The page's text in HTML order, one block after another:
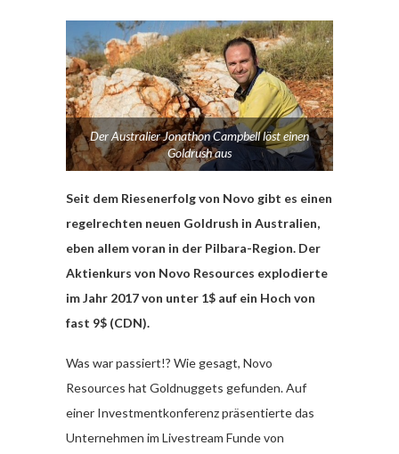
Der Australier Jonathon Campbell löst einen
Goldrush aus
Seit dem Riesenerfolg von Novo gibt es einen
regelrechten neuen Goldrush in Australien,
eben allem voran in der Pilbara-Region. Der
Aktienkurs von Novo Resources explodierte
im Jahr 2017 von unter 1$ auf ein Hoch von
fast 9$ (CDN).
Was war passiert!? Wie gesagt, Novo
Resources hat Goldnuggets gefunden. Auf
einer Investmentkonferenz präsentierte das
Unternehmen im Livestream Funde von